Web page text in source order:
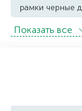
рамки черные
Показать всe